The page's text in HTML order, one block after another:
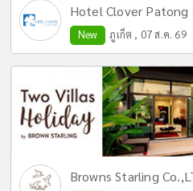
Hotel Clover
New ภูเก็ต , 07 ส.ค. 69
Browns Starling